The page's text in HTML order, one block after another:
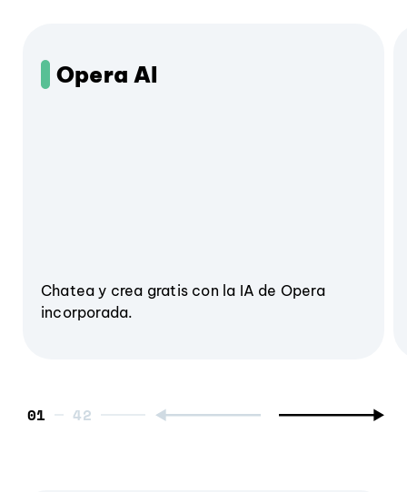
Opera AI
Chatea y crea gratis con la IA de Opera
incorporada.
01